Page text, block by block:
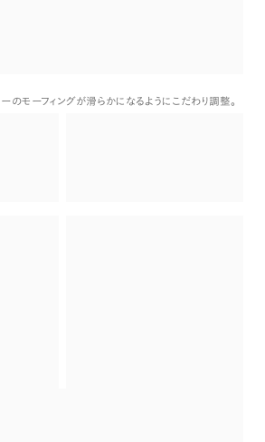
ーのモーフィングが滑らかになるようにこだわり調整。